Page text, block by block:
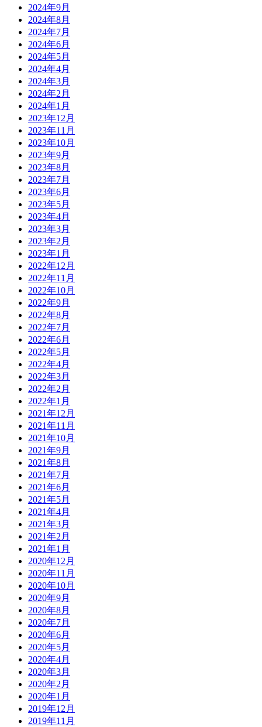
2024年9月
2024年8月
2024年7月
2024年6月
2024年5月
2024年4月
2024年3月
2024年2月
2024年1月
2023年12月
2023年11月
2023年10月
2023年9月
2023年8月
2023年7月
2023年6月
2023年5月
2023年4月
2023年3月
2023年2月
2023年1月
2022年12月
2022年11月
2022年10月
2022年9月
2022年8月
2022年7月
2022年6月
2022年5月
2022年4月
2022年3月
2022年2月
2022年1月
2021年12月
2021年11月
2021年10月
2021年9月
2021年8月
2021年7月
2021年6月
2021年5月
2021年4月
2021年3月
2021年2月
2021年1月
2020年12月
2020年11月
2020年10月
2020年9月
2020年8月
2020年7月
2020年6月
2020年5月
2020年4月
2020年3月
2020年2月
2020年1月
2019年12月
2019年11月